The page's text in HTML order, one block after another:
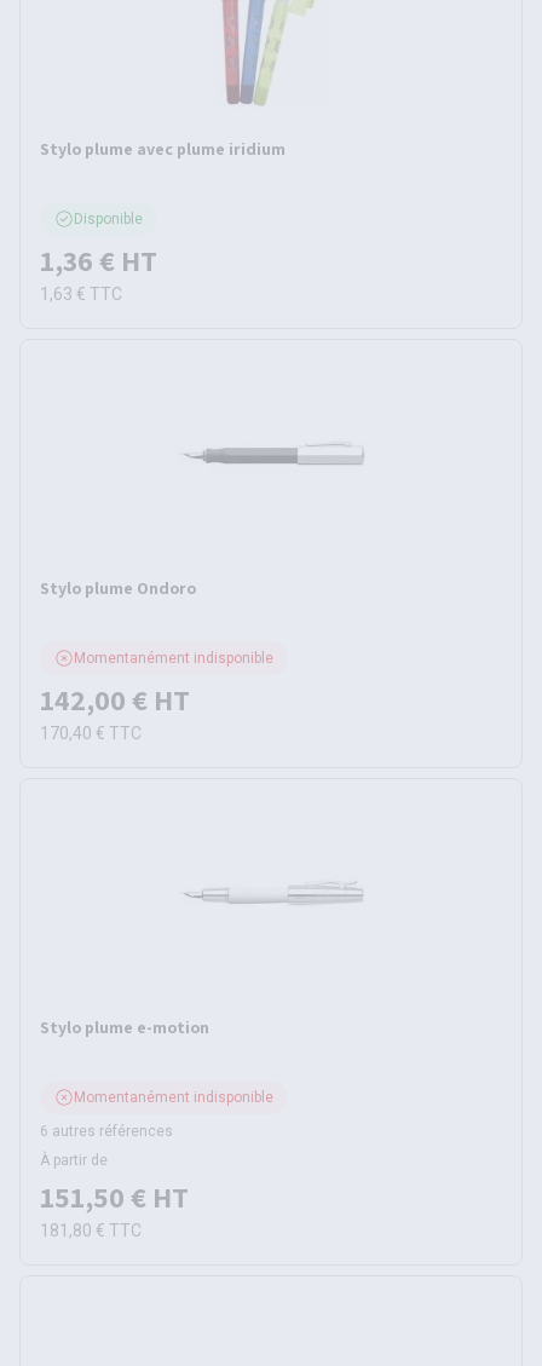
Stylo plume avec plume iridium
Disponible
1,36 € HT
1,63 € TTC
Stylo plume Ondoro
Momentanément indisponible
142,00 € HT
170,40 € TTC
Stylo plume e-motion
Momentanément indisponible
6 autres références
À partir de
151,50 € HT
181,80 € TTC